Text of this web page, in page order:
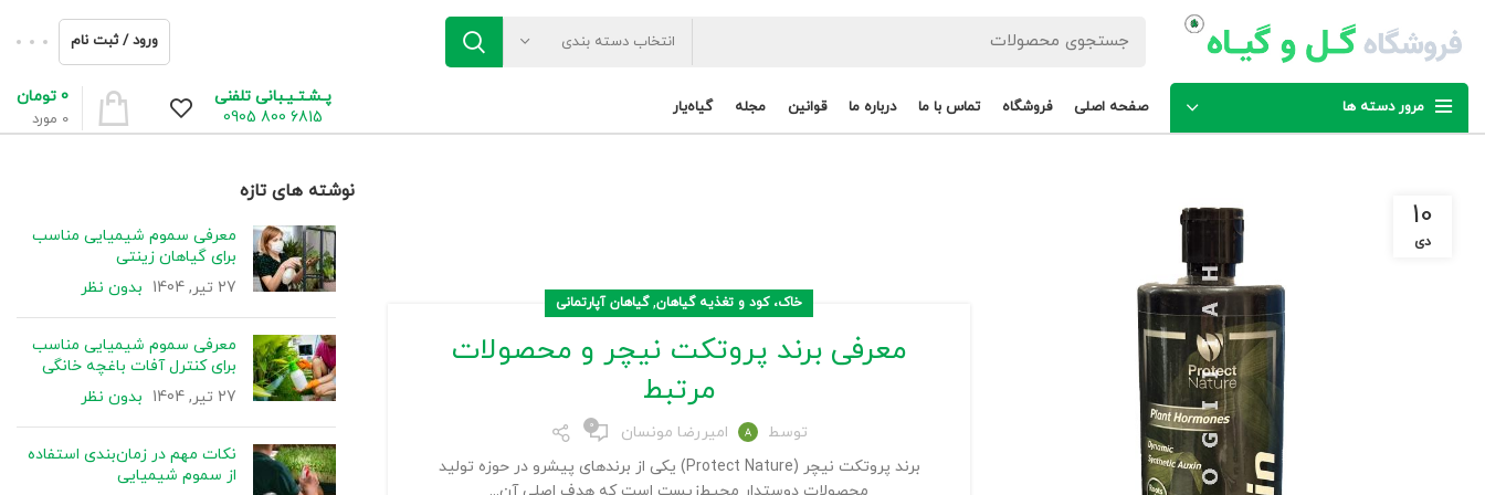
انتخاب دسته بندی ورود / ثبت نام
مرور دسته ها صفحه اصلی فروشگاه تماس با ما درباره ما قوانین مجله گیاه‌یار
پـشـتـیـبانی تلفنی
6815 800 0905
0 مورد
0 تومان
10
دی
خاک، کود و تغذیه گیاهان,گیاهان آپارتمانی
معرفی برند پروتکت نیچر و محصولات
مرتبط
توسط امیررضا مونسان ۰
برند پروتکت نیچر (Protect Nature) یکی از برندهای پیشرو در حوزه تولید
نوشته های تازه
معرفی سموم شیمیایی مناسب
برای گیاهان زینتی
27 تیر, 1404
بدون نظر
معرفی سموم شیمیایی مناسب
برای کنترل آفات باغچه خانگی
27 تیر, 1404
بدون نظر
نکات مهم در زمان‌بندی استفاده
از سموم شیمیایی